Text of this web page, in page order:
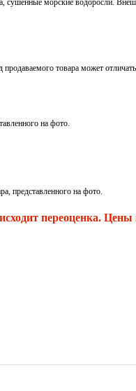
морские водоросли.
товара может
на фото.
представленного на фото.
переоценка. Цены